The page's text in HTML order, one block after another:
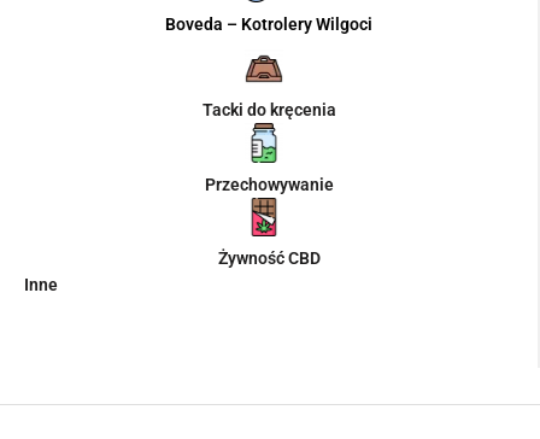
Boveda – Kotrolery Wilgoci
Tacki do kręcenia
Przechowywanie
Żywność CBD
Inne